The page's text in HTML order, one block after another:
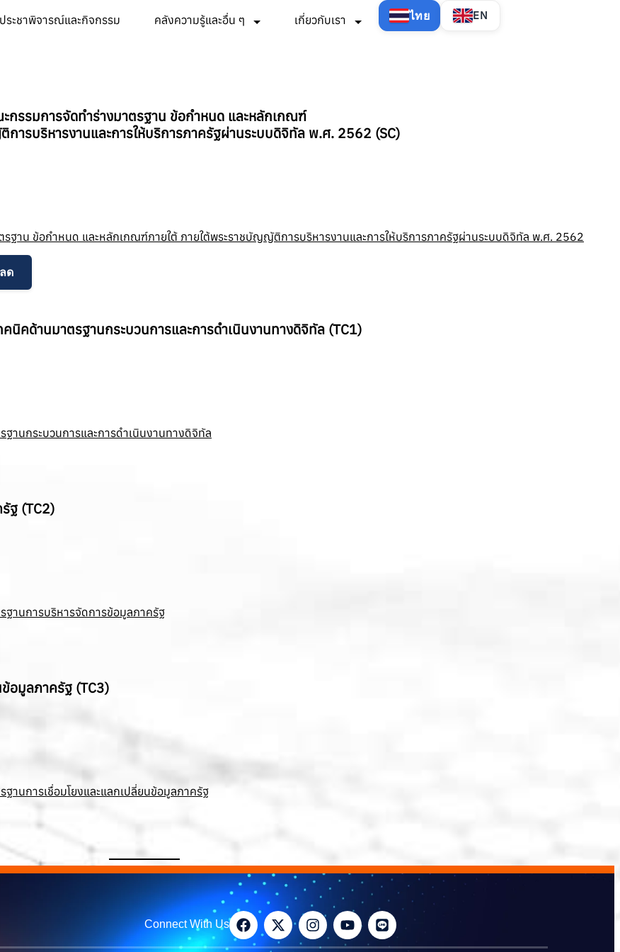
ประชาพิจารณ์และกิจกรรม คลังความรู้และอื่น ๆ เกี่ยวกับเรา ไทย EN
กรรมการจัดทำร่างมาตรฐาน ข้อกำหนด และหลักเกณฑ์
ารบริหารงานและการให้บริการภาครัฐผ่านระบบดิจิทัล พ.ศ. 2562 (SC)
าน ข้อกำหนด และหลักเกณฑ์ภายใต้ ภายใต้พระราชบัญญัติการบริหารงานและการให้บริการภาครัฐผ่านระบบดิจิทัล พ.ศ. 2562
ด
นิคด้านมาตรฐานกระบวนการและการดำเนินงานทางดิจิทัล (TC1)
นกระบวนการและการดำเนินงานทางดิจิทัล
ฐ (TC2)
านการบริหารจัดการข้อมูลภาครัฐ
อมูลภาครัฐ (TC3)
นการเชื่อมโยงและแลกเปลี่ยนข้อมูลภาครัฐ
Connect With Us